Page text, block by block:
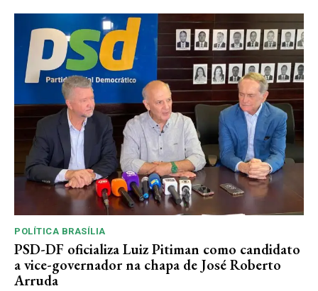
POLÍTICA BRASÍLIA
PSD-DF oficializa Luiz Pitiman como candidato
a vice-governador na chapa de José Roberto
Arruda